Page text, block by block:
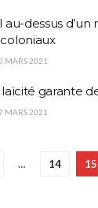
au-dessus
MARS 2021
laïcité garante
MARS 2021
… 14 15